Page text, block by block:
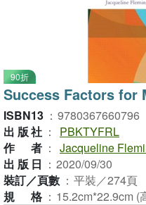
90折
Success Factors for
ISBN13 ： 9780367660796
出版社 ：
PBKTYFRL
作者 ： Jacqueline
出版日 ： 2020/09/30
裝訂／頁數 ： 平裝／274頁
規格 ： 15.2cm*22.9cm (